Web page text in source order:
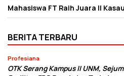
Mahasiswa FT Raih Juara II
BERITA TERBARU
Profesiana
OTK Serang Kampus II UNM,